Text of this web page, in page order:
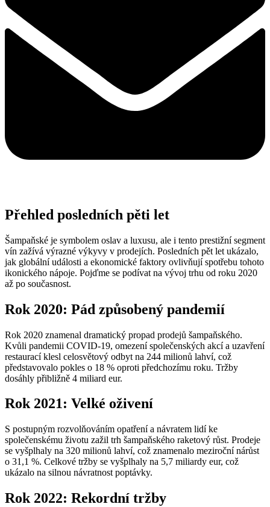
Přehled posledních pěti let
Šampaňské je symbolem oslav a luxusu, ale i tento prestižní segment
vín zažívá výrazné výkyvy v prodejích. Posledních pět let ukázalo,
jak globální události a ekonomické faktory ovlivňují spotřebu tohoto
ikonického nápoje. Pojďme se podívat na vývoj trhu od roku 2020
až po současnost.
Rok 2020: Pád způsobený pandemií
Rok 2020 znamenal dramatický propad prodejů šampaňského.
Kvůli pandemii COVID-19, omezení společenských akcí a uzavření
restaurací klesl celosvětový odbyt na 244 milionů lahví, což
představovalo pokles o 18 % oproti předchozímu roku. Tržby
dosáhly přibližně 4 miliard eur.
Rok 2021: Velké oživení
S postupným rozvolňováním opatření a návratem lidí ke
společenskému životu zažil trh šampaňského raketový růst. Prodeje
se vyšplhaly na 320 milionů lahví, což znamenalo meziroční nárůst
o 31,1 %. Celkové tržby se vyšplhaly na 5,7 miliardy eur, což
ukázalo na silnou návratnost poptávky.
Rok 2022: Rekordní tržby